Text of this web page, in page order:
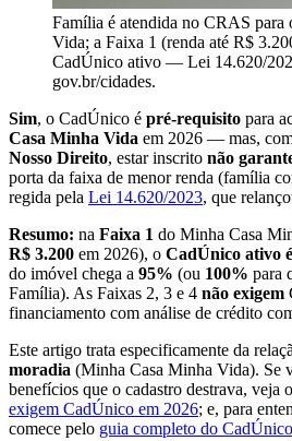
Família é atendida no CRAS para
Vida; a Faixa 1 (renda até R$
CadÚnico ativo — Lei 14.620/
gov.br/cidades.
Sim, o CadÚnico é pré-requisito para
Casa Minha Vida em 2026 — mas,
Nosso Direito, estar inscrito não
porta da faixa de menor renda (família
regida pela Lei 14.620/2023, que
Resumo: na Faixa 1 do Minha Casa
R$ 3.200 em 2026), o CadÚnico ativo
do imóvel chega a 95% (ou 100% para
Família). As Faixas 2, 3 e 4 não exigem
financiamento com análise de crédito
Este artigo trata especificamente da
moradia (Minha Casa Minha Vida). Se
benefícios que o cadastro destrava, veja
exigem CadÚnico em 2026; e, para
comece pelo guia completo do CadÚnico